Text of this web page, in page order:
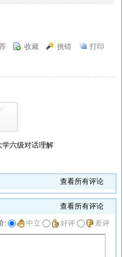
收藏 挑错 打印
学六级对话理解
查看所有评论
查看所有评论
: 中立 好评 差评